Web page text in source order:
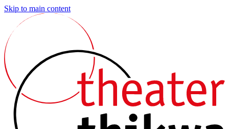
Skip to main content